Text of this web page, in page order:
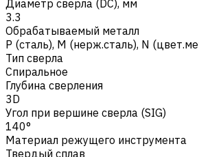
Диаметр сверла (DC), мм
3.3
Обрабатываемый металл
Р (сталь), M (нерж.сталь), N
Тип сверла
Спиральное
Глубина сверления
3D
Угол при вершине сверла (SIG)
140°
Материал режущего инструмента
Твердый сплав